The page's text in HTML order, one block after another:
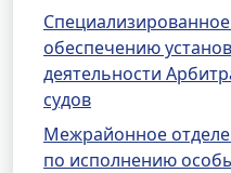
обеспечению
деятельности
судов
Межрайонное
по исполнению